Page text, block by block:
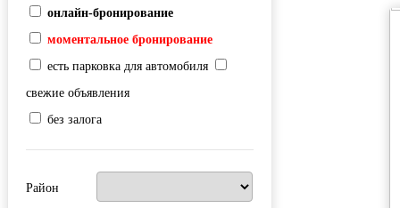
онлайн-бронирование
моментальное бронирование
есть парковка для автомобиля
свежие объявления
без залога
Район